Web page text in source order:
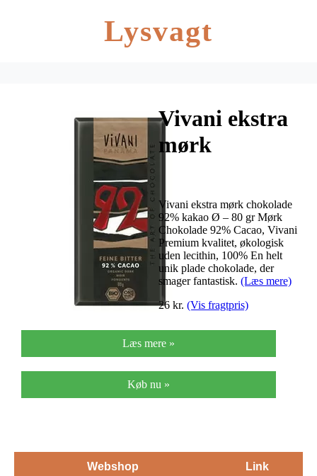
Lysvagt
Vivani ekstra
mørk
92% kakao Ø
– 80 g
Vivani ekstra mørk chokolade
92% kakao Ø – 80 gr Mørk
Chokolade 92% Cacao, Vivani
Premium kvalitet, økologisk
uden lecithin, 100% En helt
unik plade chokolade, der
smager fantastisk. (Læs mere)
26 kr. (Vis fragtpris)
Læs mere »
Køb nu »
Webshop Link